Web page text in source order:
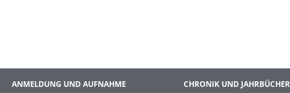
ANMELDUNG UND AUFNAHME
CHRONIK UND JAHRBÜCHER